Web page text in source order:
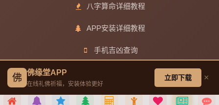
八字算命详细教程
APP安装详细教程
手机吉凶查询
佛 佛缘堂APP
在线礼佛祈福，安装体验更好
立即下载 ×